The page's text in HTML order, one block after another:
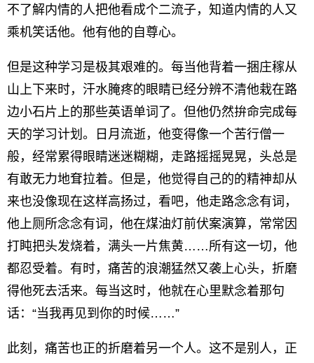
不了解内情的人把他看成个二流子，知道内情的人又
乘机笑话他。他有他的自尊心。
但是这种学习是极其艰难的。每当他背着一捆庄稼从
山上下来时，汗水腌疼的眼睛已经分辨不清他栽在路
边小石片上的那些英语单词了。但他仍然拚命完成每
天的学习计划。日月流逝，他变得像一个苦行僧一
般，经常累得眼睛迷迷糊糊，走路摇摇晃晃，头总是
有敢无力地耷拉着。但是，他觉得自己的的精神却从
来也没像现在这样高扬过，看吧，他走路念念有词，
他上厕所念念有词，他在煤油灯前伏案演算，常常因
打盹把头发烧着，满头一片焦黄……所有这一切，他
都忍受着。有时，痛苦的浪潮猛然又袭上心头，折磨
得他死去活来。每当这时，他就在心里默念着那句
话：“当我再见到你的时候……”
此刻，痛苦也正的折磨着另一个人。这不是别人，正